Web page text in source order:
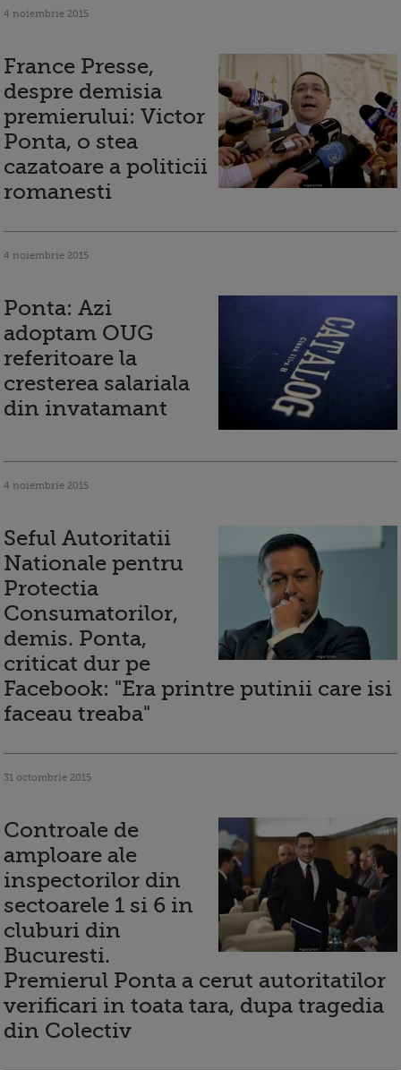
4 noiembrie 2015
France Presse,
despre demisia
premierului: Victor
Ponta, o stea
cazatoare a politicii
romanesti
4 noiembrie 2015
Ponta: Azi
adoptam OUG
referitoare la
cresterea salariala
din invatamant
4 noiembrie 2015
Seful Autoritatii
Nationale pentru
Protectia
Consumatorilor,
demis. Ponta,
criticat dur pe
Facebook: "Era printre putinii care isi
faceau treaba"
31 octombrie 2015
Controale de
amploare ale
inspectorilor din
sectoarele 1 si 6 in
cluburi din
Bucuresti.
Premierul Ponta a cerut autoritatilor
verificari in toata tara, dupa tragedia
din Colectiv